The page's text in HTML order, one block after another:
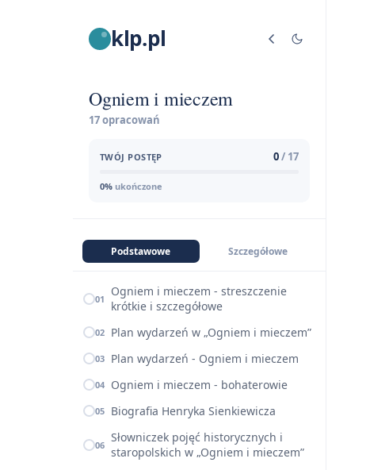
klp.pl
Ogniem i mieczem
17 opracowań
TWÓJ POSTĘP 0/ 17
0% ukończone
Podstawowe Szczegółowe
01
Ogniem i mieczem - streszczenie
krótkie i szczegółowe
02 Plan wydarzeń w „Ogniem i mieczem”
03 Plan wydarzeń - Ogniem i mieczem
04 Ogniem i mieczem - bohaterowie
05 Biografia Henryka Sienkiewicza
06 Słowniczek pojęć historycznych i
staropolskich w „Ogniem i mieczem”